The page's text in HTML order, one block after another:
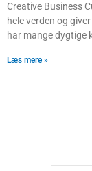
Creative Business
hele verden og
har mange dygtige
Læs mere »